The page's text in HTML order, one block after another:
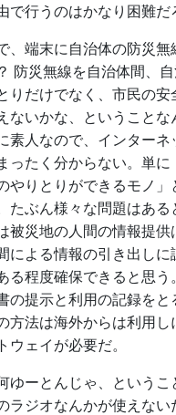
で行うのはかなり困難だ
、端末に自治体の防災無
防災無線を自治体間、
りだけでなく、市民の安
ないかな、ということな
素人なので、インターネ
ったく分からない。単に
やりとりができるモノ」
たぶん様々な問題はある
被災地の人間の情報提供
による情報の引き出しに
る程度確保できると思う
の提示と利用の記録をと
方法は海外からは利用し
ェイが必要だ。
ゆーとんじゃ、というこ
ラジオなんかが使えない